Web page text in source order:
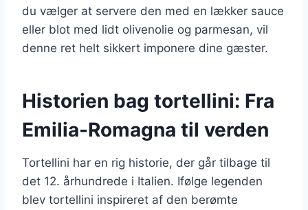
du vælger at servere den med en lækker sauce
eller blot med lidt olivenolie og parmesan, vil
denne ret helt sikkert imponere dine gæster.
Historien bag tortellini: Fra
Emilia-Romagna til verden
Tortellini har en rig historie, der går tilbage til
det 12. århundrede i Italien. Ifølge legenden
blev tortellini inspireret af den berømte